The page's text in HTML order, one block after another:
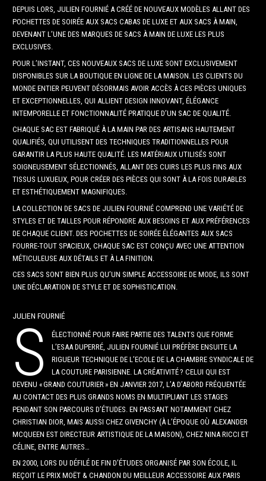
DEPUIS LORS, JULIEN FOURNIÉ A CRÉÉ DE NOUVEAUX MODÈLES ALLANT DES
POCHETTES DE SOIRÉE AUX SACS CABAS DE LUXE ET AUX SACS À MAIN,
DEVENANT L’UNE DES MARQUES DE SACS À MAIN DE LUXE LES PLUS
EXCLUSIVES.
POUR L’INSTANT, CES NOUVEAUX SACS DE LUXE SONT EXCLUSIVEMENT
DISPONIBLES SUR LA BOUTIQUE EN LIGNE DE LA MAISON. LES CLIENTS DU
MONDE ENTIER PEUVENT DÉSORMAIS AVOIR ACCÈS À CES PIÈCES UNIQUES
ET EXCEPTIONNELLES, QUI ALLIENT DESIGN INNOVANT, ÉLÉGANCE
INTEMPORELLE ET FONCTIONNALITÉ PRATIQUE D’UN SAC DE QUALITÉ.
CHAQUE SAC EST FABRIQUÉ À LA MAIN PAR DES ARTISANS HAUTEMENT
QUALIFIÉS, QUI UTILISENT DES TECHNIQUES TRADITIONNELLES POUR
GARANTIR LA PLUS HAUTE QUALITÉ. LES MATÉRIAUX UTILISÉS SONT
SOIGNEUSEMENT SÉLECTIONNÉS, ALLANT DES CUIRS LES PLUS FINS AUX
TISSUS LUXUEUX, POUR CRÉER DES PIÈCES QUI SONT À LA FOIS DURABLES
ET ESTHÉTIQUEMENT MAGNIFIQUES.
LA COLLECTION DE SACS DE JULIEN FOURNIÉ COMPREND UNE VARIÉTÉ DE
STYLES ET DE TAILLES POUR RÉPONDRE AUX BESOINS ET AUX PRÉFÉRENCES
DE CHAQUE CLIENT. DES POCHETTES DE SOIRÉE ÉLÉGANTES AUX SACS
FOURRE-TOUT SPACIEUX, CHAQUE SAC EST CONÇU AVEC UNE ATTENTION
MÉTICULEUSE AUX DÉTAILS ET À LA FINITION.
CES SACS SONT BIEN PLUS QU’UN SIMPLE ACCESSOIRE DE MODE, ILS SONT
UNE DÉCLARATION DE STYLE ET DE SOPHISTICATION.
JULIEN FOURNIÉ
S
ÉLECTIONNÉ POUR FAIRE PARTIE DES TALENTS QUE FORME
L’ESAA DUPERRÉ, JULIEN FOURNIÉ LUI PRÉFÈRE ENSUITE LA
RIGUEUR TECHNIQUE DE L’ECOLE DE LA CHAMBRE SYNDICALE DE
LA COUTURE PARISIENNE. LA CRÉATIVITÉ ? CELUI QUI EST
DEVENU « GRAND COUTURIER » EN JANVIER 2017, L’A D’ABORD FRÉQUENTÉE
AU CONTACT DES PLUS GRANDS NOMS EN MULTIPLIANT LES STAGES
PENDANT SON PARCOURS D’ÉTUDES. EN PASSANT NOTAMMENT CHEZ
CHRISTIAN DIOR, MAIS AUSSI CHEZ GIVENCHY (À L’ÉPOQUE OÙ ALEXANDER
MCQUEEN EST DIRECTEUR ARTISTIQUE DE LA MAISON), CHEZ NINA RICCI ET
CÉLINE, ENTRE AUTRES…
EN 2000, LORS DU DÉFILÉ DE FIN D’ÉTUDES ORGANISÉ PAR SON ÉCOLE, IL
REÇOIT LE PRIX MOËT & CHANDON DU MEILLEUR ACCESSOIRE AUX PARIS